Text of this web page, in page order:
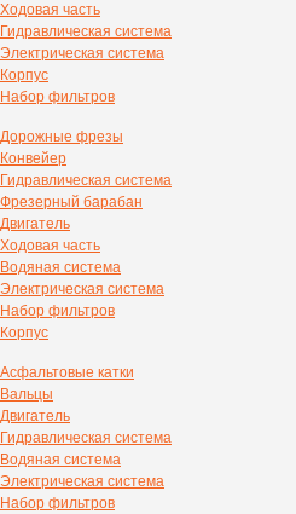
Ходовая часть
Гидравлическая система
Электрическая система
Корпус
Набор фильтров
Дорожные фрезы
Конвейер
Гидравлическая система
Фрезерный барабан
Двигатель
Ходовая часть
Водяная система
Электрическая система
Набор фильтров
Корпус
Асфальтовые катки
Вальцы
Двигатель
Гидравлическая система
Водяная система
Электрическая система
Набор фильтров